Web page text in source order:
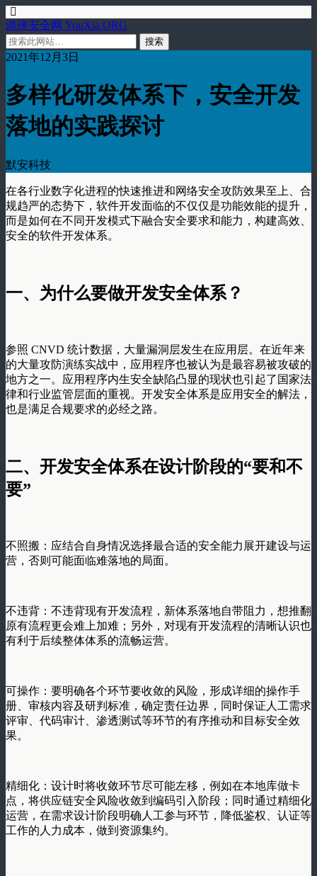
游侠安全网 YouXia.ORG
2021年12月3日
多样化研发体系下，安全开发
落地的实践探讨
默安科技
在各行业数字化进程的快速推进和网络安全攻防效果至上、合
规趋严的态势下，软件开发面临的不仅仅是功能效能的提升，
而是如何在不同开发模式下融合安全要求和能力，构建高效、
安全的软件开发体系。
一、 为什么要做开发安全体系？
参照 CNVD 统计数据，大量漏洞层发生在应用层。在近年来
的大量攻防演练实战中，应用程序也被认为是最容易被攻破的
地方之一。应用程序内生安全缺陷凸显的现状也引起了国家法
律和行业监管层面的重视。开发安全体系是应用安全的解法，
也是满足合规要求的必经之路。
二、 开发安全体系在设计阶段的“要和不
要”
不照搬：应结合自身情况选择最合适的安全能力展开建设与运
营，否则可能面临难落地的局面。
不违背：不违背现有开发流程，新体系落地自带阻力，想推翻
原有流程更会难上加难；另外，对现有开发流程的清晰认识也
有利于后续整体体系的流畅运营。
可操作：要明确各个环节要收敛的风险，形成详细的操作手
册、审核内容及研判标准，确定责任边界，同时保证人工需求
评审、代码审计、渗透测试等环节的有序推动和目标安全效
果。
精细化：设计时将收敛环节尽可能左移，例如在本地库做卡
点，将供应链安全风险收敛到编码引入阶段；同时通过精细化
运营，在需求设计阶段明确人工参与环节，降低鉴权、认证等
工作的人力成本，做到资源集约。